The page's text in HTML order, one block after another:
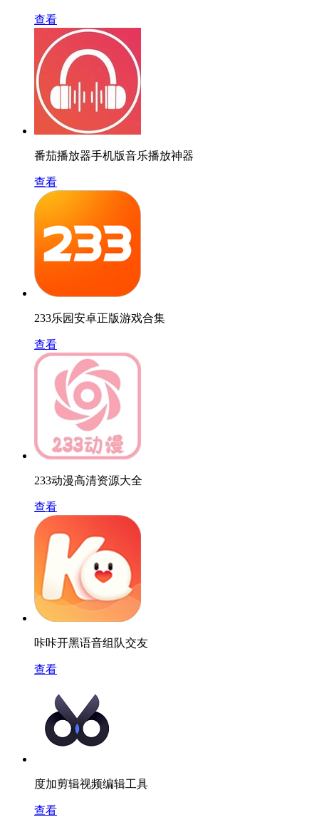
查看
番茄播放器手机版音乐播放神器
查看
233乐园安卓正版游戏合集
查看
233动漫高清资源大全
查看
咔咔开黑语音组队交友
查看
度加剪辑视频编辑工具
查看